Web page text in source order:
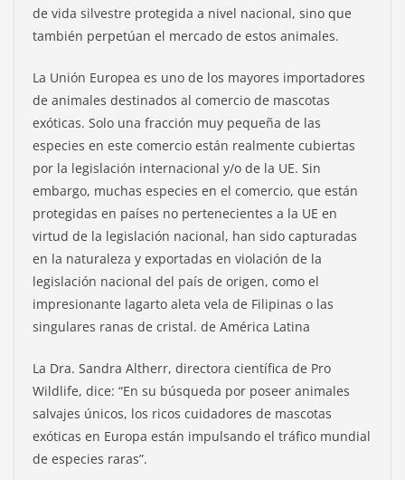
de vida silvestre protegida a nivel nacional, sino que
también perpetúan el mercado de estos animales.
La Unión Europea es uno de los mayores importadores
de animales destinados al comercio de mascotas
exóticas. Solo una fracción muy pequeña de las
especies en este comercio están realmente cubiertas
por la legislación internacional y/o de la UE. Sin
embargo, muchas especies en el comercio, que están
protegidas en países no pertenecientes a la UE en
virtud de la legislación nacional, han sido capturadas
en la naturaleza y exportadas en violación de la
legislación nacional del país de origen, como el
impresionante lagarto aleta vela de Filipinas o las
singulares ranas de cristal. de América Latina
La Dra. Sandra Altherr, directora científica de Pro
Wildlife, dice: “En su búsqueda por poseer animales
salvajes únicos, los ricos cuidadores de mascotas
exóticas en Europa están impulsando el tráfico mundial
de especies raras”.